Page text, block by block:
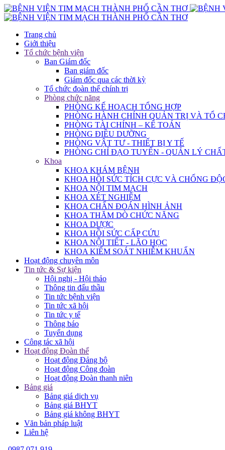
Trang chủ
Giới thiệu
Tổ chức bệnh viện
Ban Giám đốc
Ban giám đốc
Giám đốc qua các thời kỳ
Tổ chức đoàn thể chính trị
Phòng chức năng
PHÒNG KẾ HOẠCH TỔNG HỢP
PHÒNG HÀNH CHÍNH QUẢN TRỊ VÀ TỔ
PHÒNG TÀI CHÍNH – KẾ TOÁN
PHÒNG ĐIỀU DƯỠNG
PHÒNG VẬT TƯ - THIẾT BỊ Y TẾ
PHÒNG CHỈ ĐẠO TUYẾN - QUẢN LÝ
Khoa
KHOA KHÁM BỆNH
KHOA HỒI SỨC TÍCH CỰC VÀ CHỐNG
KHOA NỘI TIM MẠCH
KHOA XÉT NGHIỆM
KHOA CHẨN ĐOÁN HÌNH ẢNH
KHOA THĂM DÒ CHỨC NĂNG
KHOA DƯỢC
KHOA HỒI SỨC CẤP CỨU
KHOA NỘI TIẾT - LÃO HỌC
KHOA KIỂM SOÁT NHIỄM KHUẨN
Hoạt động chuyên môn
Tin tức & Sự kiện
Hội nghị - Hội thảo
Thông tin đấu thầu
Tin tức bệnh viện
Tin tức xã hội
Tin tức y tế
Thông báo
Tuyển dụng
Công tác xã hội
Hoạt động Đoàn thể
Hoạt động Đảng bộ
Hoạt động Công đoàn
Hoạt động Đoàn thanh niên
Bảng giá
Bảng giá dịch vụ
Bảng giá BHYT
Bảng giá không BHYT
Văn bản pháp luật
Liên hệ